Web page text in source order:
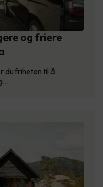
og friere
du friheten til å